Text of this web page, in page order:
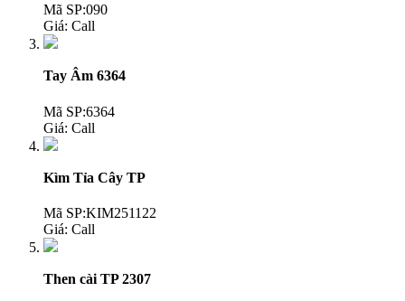
Mã SP:090
Giá: Call
Tay Âm 6364
Mã SP:6364
Giá: Call
Kìm Tỉa Cây TP
Mã SP:KIM251122
Giá: Call
Then cài TP 2307